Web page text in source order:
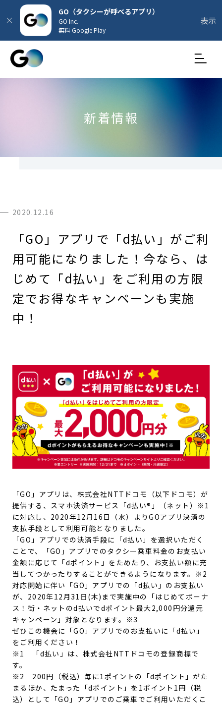
GO（タクシーが呼べるアプリ）
GO Inc.
無料 Google Play
表示
新着情報
2020.12.16
「GO」アプリで「d払い」がご利
用可能になりました！今なら、は
じめて「d払い」をご利用の方限
定でお得なキャンペーンも実施
中！
「GO」アプリは、株式会社NTTドコモ（以下ドコモ）が
提供する、スマホ決済サービス「d払い®」（ネット）※1
に対応し、2020年12月16日（水）よりGOアプリ決済の
支払手段として利用可能となりました。
「GO」アプリでの決済手段に「d払い」を選択いただく
ことで、「GO」アプリでのタクシー乗車料金のお支払い
金額に応じて「dポイント」をためたり、お支払い額に充
当してつかったりすることができるようになります。※2
対応開始に伴い「GO」アプリでの「d払い」のお支払い
が、2020年12月31日(木)まで実施中の「はじめてボーナ
ス！街・ネットのd払いでdポイント最大2,000円分還元
キャンペーン」対象となります。※3
ぜひこの機会に「GO」アプリでのお支払いに「d払い」
をご利用ください！
※1 「d払い」は、株式会社NTTドコモの登録商標で
す。
※2 200円（税込）毎に1ポイントの「dポイント」がた
まるほか、たまった「dポイント」を1ポイント1円（税
込）として「GO」アプリでのご乗車でご利用いただくこ